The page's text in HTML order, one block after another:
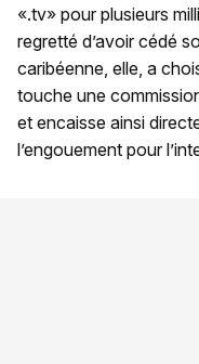
«.tv» pour plusieurs
regretté d’avoir cédé
caribéenne, elle, a
touche une
et encaisse ainsi
l’engouement pour